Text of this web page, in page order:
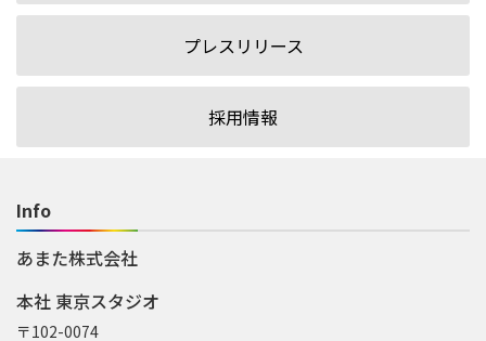
プレスリリース
採用情報
Info
あまた株式会社
本社 東京スタジオ
〒102-0074